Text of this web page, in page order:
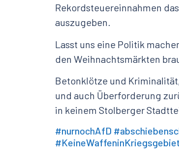
Rekordsteuereinnahmen
auszugeben.
Lasst uns eine Politik
den Weihnachtsmärkten
Betonklötze und
und auch Überforderung
in keinem Stolberger
#nurnochAfD